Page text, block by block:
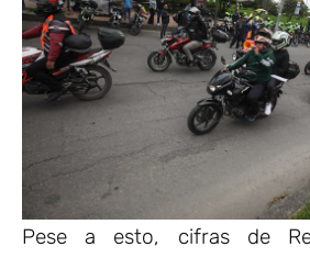
Pese a esto, cifras de